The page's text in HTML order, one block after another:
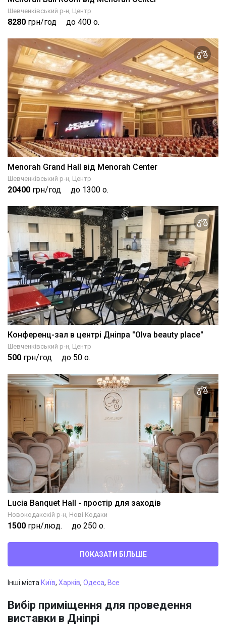
Шевченківський р-н, Центр
8280 грн/год до 400 о.
Menorah Grand Hall від Menorah Center
Шевченківський р-н, Центр
20400 грн/год до 1300 о.
Конференц-зал в центрі Дніпра "Olva beauty place"
Шевченківський р-н, Центр
500 грн/год до 50 о.
Lucia Banquet Hall - простір для заходів
Новокодакскій р-н, Нові Кодаки
1500 грн/люд. до 250 о.
ПОКАЗАТИ БІЛЬШЕ
Інші міста Київ, Харків, Одеса, Все
Вибір приміщення для проведення
виставки в Дніпрі